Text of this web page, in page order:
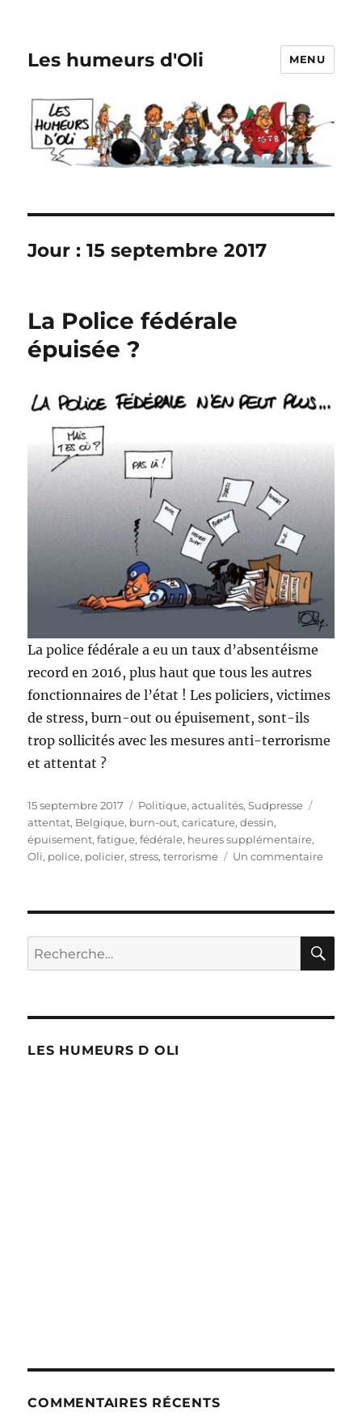
Les humeurs d'Oli MENU
Jour :15 septembre 2017
La Police fédérale
épuisée ?
La police fédérale a eu un taux d’absentéisme
record en 2016, plus haut que tous les autres
fonctionnaires de l’état ! Les policiers, victimes
de stress, burn-out ou épuisement, sont-ils
trop sollicités avec les mesures anti-terrorisme
et attentat ?
Publié
le
15 septembre 2017 Catégories
Politique, actualités,Sudpresse
attentat, Belgique, burn-out,caricature,dessin,
épuisement,fatigue,fédérale, heures supplémentaire,
Oli, police, policier,stress,terrorisme Un commentairesur
?
Recherche
pour :
LES HUMEURS D OLI
COMMENTAIRES RÉCENTS